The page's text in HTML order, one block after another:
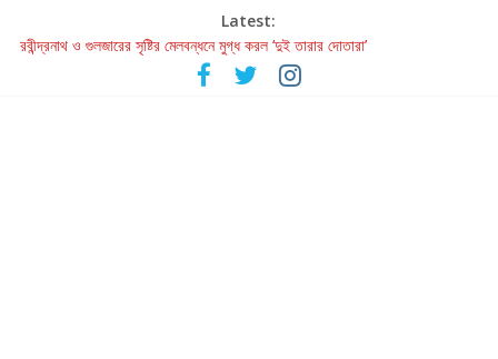
Latest:
রবীন্দ্রনাথ ও গুলজারের সৃষ্টির মেলবন্ধনে মুগ্ধ করল ‘দুই তারার দোতারা’
কলের গান থেকে রীলস্ — বাঙালির গান শোনার বিবর্তনের গল্প
জগন্নাথমঙ্গলম্ — বাংলায় প্রথমবার মঞ্চে এবার রথযাত্রার উদযাপন